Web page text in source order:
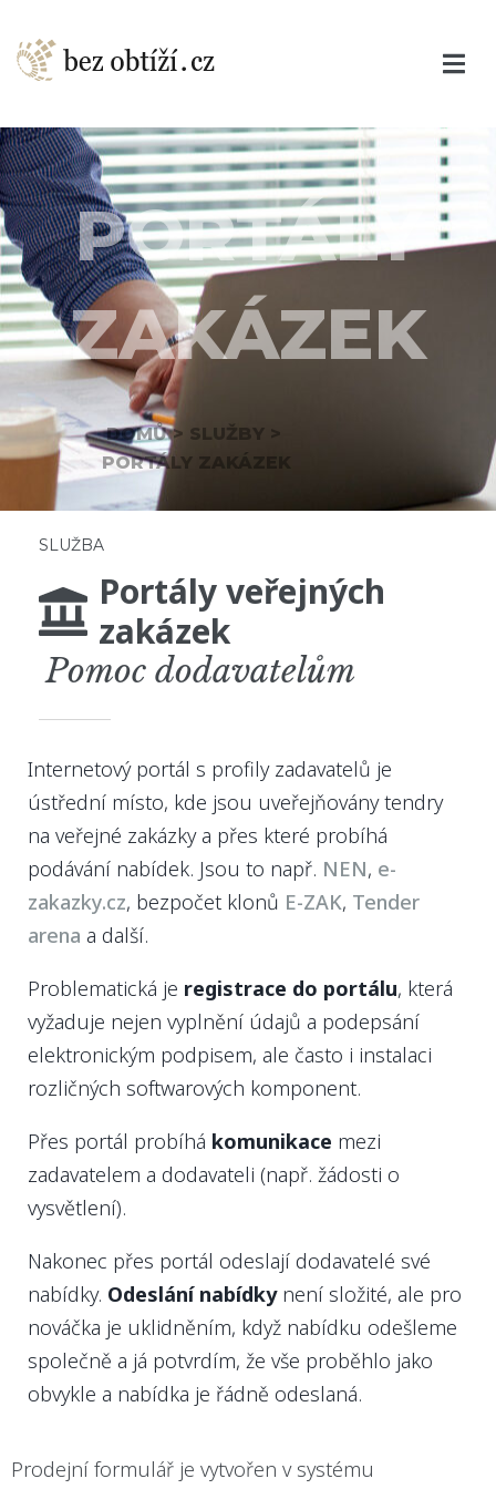
PORTÁLY
ZAKÁZEK
DOMŮ > SLUŽBY >
PORTÁLY ZAKÁZEK
SLUŽBA
Portály veřejných
zakázek
Pomoc dodavatelům
Internetový portál s profily zadavatelů je
ústřední místo, kde jsou uveřejňovány tendry
na veřejné zakázky a přes které probíhá
podávání nabídek. Jsou to např. NEN, e-
zakazky.cz, bezpočet klonů E-ZAK, Tender
arena a další.
Problematická je registrace do portálu, která
vyžaduje nejen vyplnění údajů a podepsání
elektronickým podpisem, ale často i instalaci
rozličných softwarových komponent.
Přes portál probíhá komunikace mezi
zadavatelem a dodavateli (např. žádosti o
vysvětlení).
Nakonec přes portál odeslají dodavatelé své
nabídky. Odeslání nabídkynení složité, ale pro
nováčka je uklidněním, když nabídku odešleme
společně a já potvrdím, že vše proběhlo jako
obvykle a nabídka je řádně odeslaná.
Prodejní formulář je vytvořen v systému